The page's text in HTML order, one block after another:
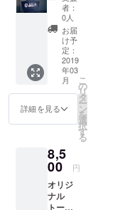
す。 色
が黒と
紺があ
ります
のでお
選びく
ださ
い。 備
考欄へ
入れる
入お願
いしま
す
＋完全
版動画
エンド
ロール
へのお
名前を
入れま
紺色で
す 備考
欄へ入
れるお
ご記入
お願い
します
者：
0人
お届
け予
定：
2019
年03
月
詳細を見る
こ
の
リ
タ
ー
ン
を
選
択
す
る
8,5
00 円
オリジ
ナル
トート